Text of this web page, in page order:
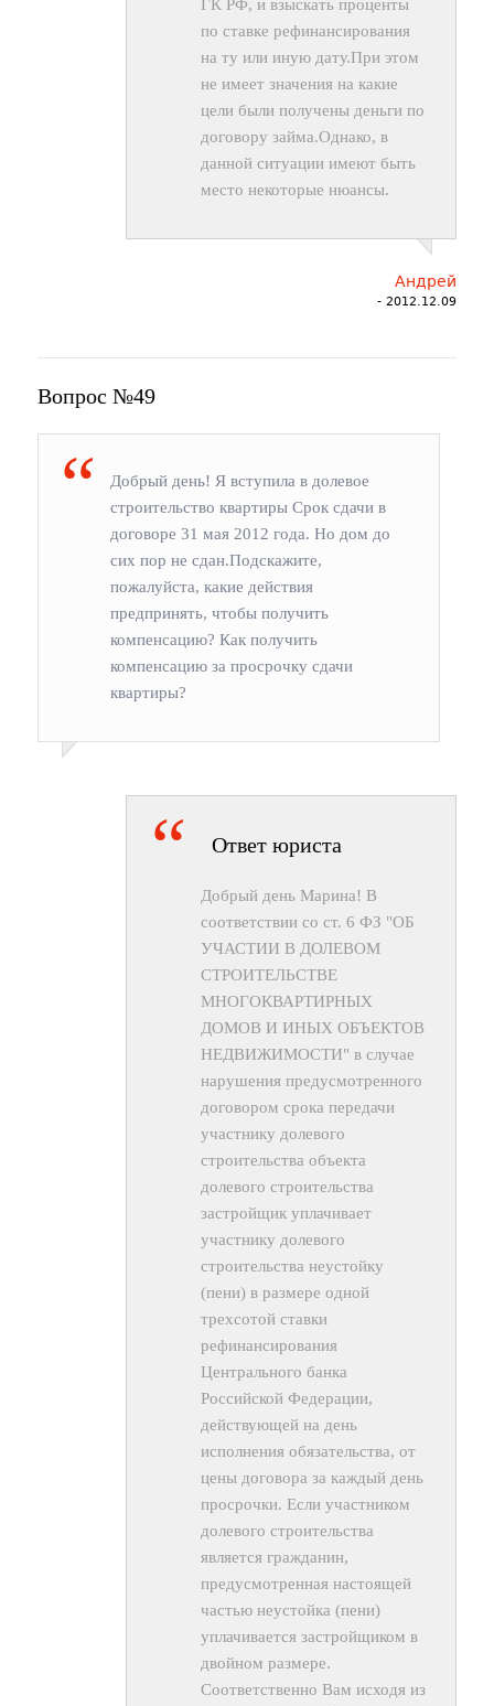
ГК РФ, и взыскать проценты
по ставке рефинансирования
на ту или иную дату.При этом
не имеет значения на какие
цели были получены деньги по
договору займа.Однако, в
данной ситуации имеют быть
место некоторые нюансы.
Андрей
- 2012.12.09
Вопрос №49
Добрый день! Я вступила в долевое
строительство квартиры Срок сдачи в
договоре 31 мая 2012 года. Но дом до
сих пор не сдан.Подскажите,
пожалуйста, какие действия
предпринять, чтобы получить
компенсацию? Как получить
компенсацию за просрочку сдачи
квартиры?
Ответ юриста
Добрый день Марина! В
соответствии со ст. 6 ФЗ "ОБ
УЧАСТИИ В ДОЛЕВОМ
СТРОИТЕЛЬСТВЕ
МНОГОКВАРТИРНЫХ
ДОМОВ И ИНЫХ ОБЪЕКТОВ
НЕДВИЖИМОСТИ" в случае
нарушения предусмотренного
договором срока передачи
участнику долевого
строительства объекта
долевого строительства
застройщик уплачивает
участнику долевого
строительства неустойку
(пени) в размере одной
трехсотой ставки
рефинансирования
Центрального банка
Российской Федерации,
действующей на день
исполнения обязательства, от
цены договора за каждый день
просрочки. Если участником
долевого строительства
является гражданин,
предусмотренная настоящей
частью неустойка (пени)
уплачивается застройщиком в
двойном размере.
Соответственно Вам исходя из